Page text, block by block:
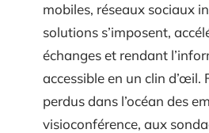
mobiles, réseaux sociaux
solutions s’imposent,
échanges et rendant
accessible en un clin d’œil.
perdus dans l’océan des
visioconférence, aux